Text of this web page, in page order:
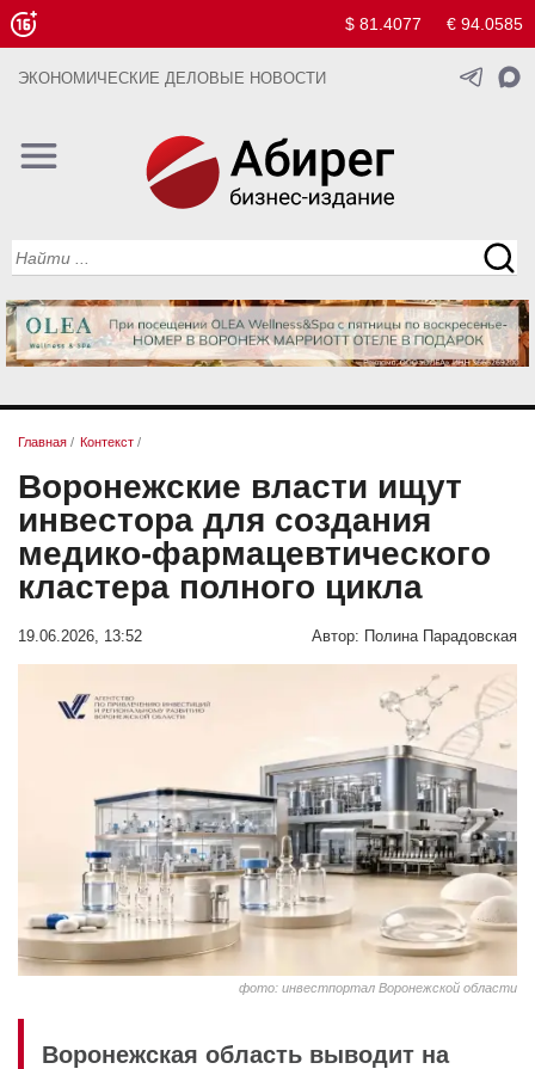
$ 81.4077 € 94.0585
ЭКОНОМИЧЕСКИЕ ДЕЛОВЫЕ НОВОСТИ
Главная / Контекст /
Воронежские власти ищут
инвестора для создания
медико-фармацевтического
кластера полного цикла
19.06.2026, 13:52 Автор: Полина Парадовская
фото: инвестпортал Воронежской области
Воронежская область выводит на